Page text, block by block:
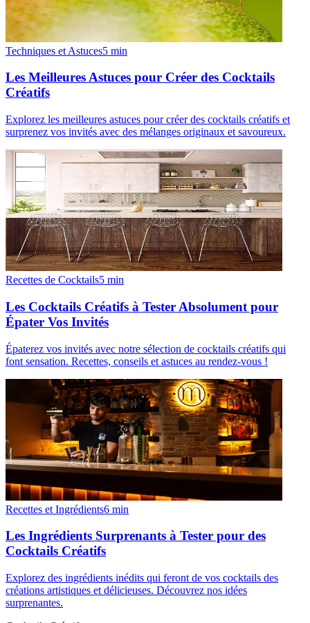
Techniques et Astuces5 min
Les Meilleures Astuces pour Créer des Cocktails
Créatifs
Explorez les meilleures astuces pour créer des cocktails créatifs et
surprenez vos invités avec des mélanges originaux et savoureux.
Recettes de Cocktails5 min
Les Cocktails Créatifs à Tester Absolument pour
Épater Vos Invités
Épaterez vos invités avec notre sélection de cocktails créatifs qui
font sensation. Recettes, conseils et astuces au rendez-vous !
Recettes et Ingrédients6 min
Les Ingrédients Surprenants à Tester pour des
Cocktails Créatifs
Explorez des ingrédients inédits qui feront de vos cocktails des
créations artistiques et délicieuses. Découvrez nos idées
surprenantes.